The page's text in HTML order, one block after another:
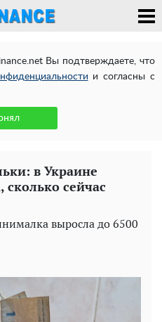
Вы подтверждаете, что
и согласны с
в Украине
сейчас
выросла до 6500